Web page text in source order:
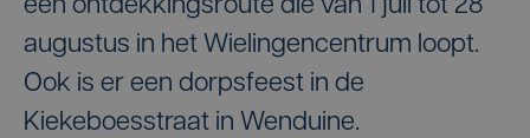
een ontdekkingsroute die van 1 juli tot 28
augustus in het Wielingencentrum loopt.
Ook is er een dorpsfeest in de
Kiekeboesstraat in Wenduine.